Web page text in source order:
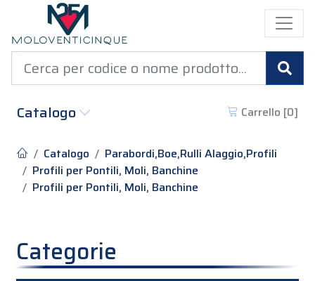
Catalogo
Carrello [0]
Catalogo
Parabordi,Boe,Rulli Alaggio,Profili
Profili per Pontili, Moli, Banchine
Profili per Pontili, Moli, Banchine
Categorie